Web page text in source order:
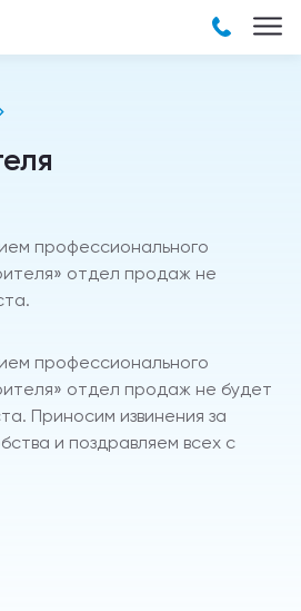
профессионального
отдел продаж не
профессионального
отдел продаж не будет
Приносим извинения за
и поздравляем всех с